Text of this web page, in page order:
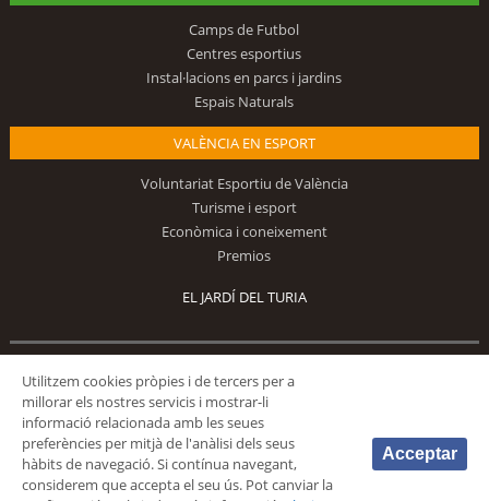
Camps de Futbol
Centres esportius
Instal·lacions en parcs i jardins
Espais Naturals
VALÈNCIA EN ESPORT
Voluntariat Esportiu de València
Turisme i esport
Econòmica i coneixement
Premios
EL JARDÍ DEL TURIA
Utilitzem cookies pròpies i de tercers per a
millorar els nostres servicis i mostrar-li
informació relacionada amb les seues
preferències per mitjà de l'anàlisi dels seus
hàbits de navegació. Si contínua navegant,
considerem que accepta el seu ús. Pot canviar la
Acceptar